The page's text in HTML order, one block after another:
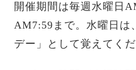
開催期間は毎週水曜日
AM7:59まで。水曜日は
デー」として覚えてくだ